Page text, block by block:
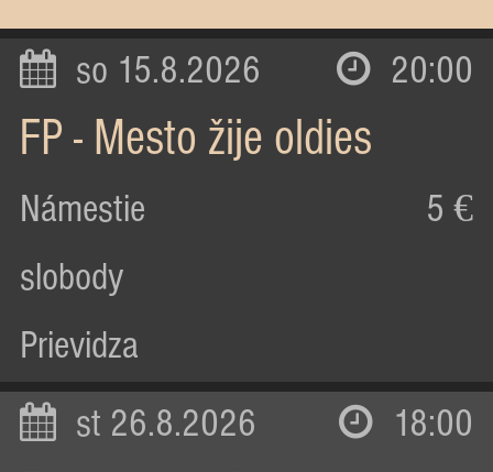
so 15.8.2026 20:00
FP - Mesto žije oldies
Námestie
slobody
Prievidza
5 €
st 26.8.2026 18:00